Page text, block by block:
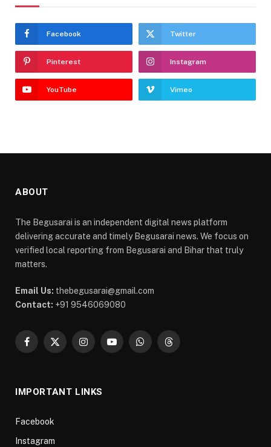
Facebook Twitter
Pinterest Instagram
YouTube Vimeo
ABOUT
The Begusarai is an independent digital news platform
delivering accurate and timely Begusarai news. We focus on
verified local reporting from Begusarai and Bihar that truly
matters.
Email Us: thebegusarai@gmail.com
Contact: +91 9546069080
Facebook
X
InstagramYouTubeWhatsAppThreads
IMPORTANT LINKS
Facebook
Instagram